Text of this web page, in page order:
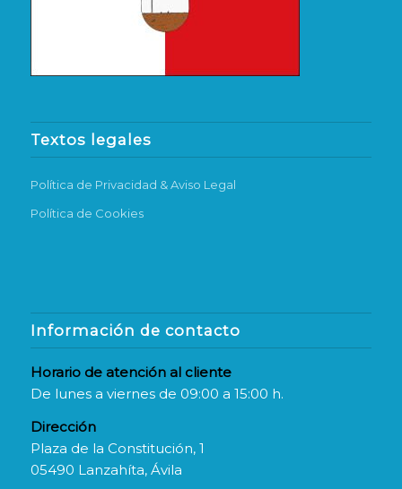
Textos legales
Política de Privacidad & Aviso Legal
Política de Cookies
Información de contacto
Horario de atención al cliente
De lunes a viernes de 09:00 a 15:00 h.
Dirección
Plaza de la Constitución, 1
05490 Lanzahíta, Ávila